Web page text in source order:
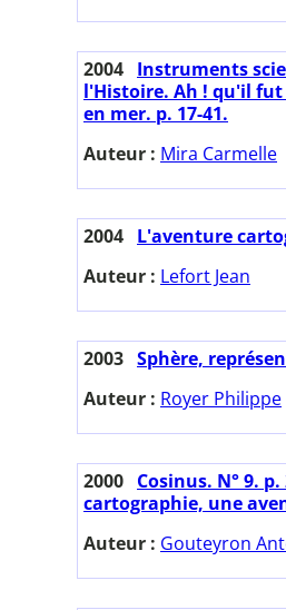
2004 Instruments
l'Histoire. Ah ! qu'il
en mer. p. 17-41.
Auteur : Mira Carmelle
2004 L'aventure
Auteur : Lefort Jean
2003 Sphère,
Auteur : Royer Philippe
2000 Cosinus. N° 9. p.
cartographie, une
Auteur : Gouteyron